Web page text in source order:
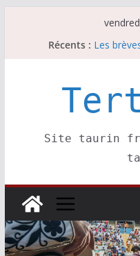
Récents : Les
Les
Site taurin